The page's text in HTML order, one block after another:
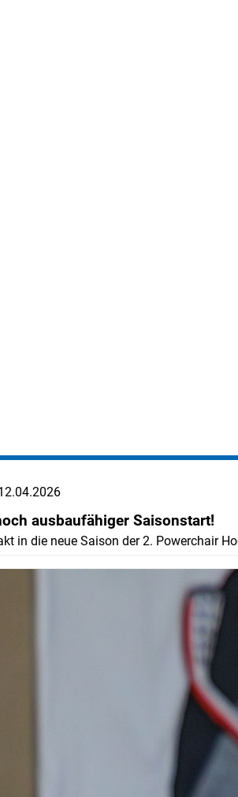
ausbaufähiger Saisonstart!
in die neue Saison der 2. Powerchair